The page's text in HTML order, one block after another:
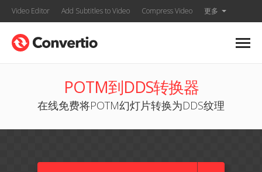
Video Editor Add Subtitles to Video Compress Video 更多
POTM到DDS转换器
在线免费将POTM幻灯片转换为DDS纹理